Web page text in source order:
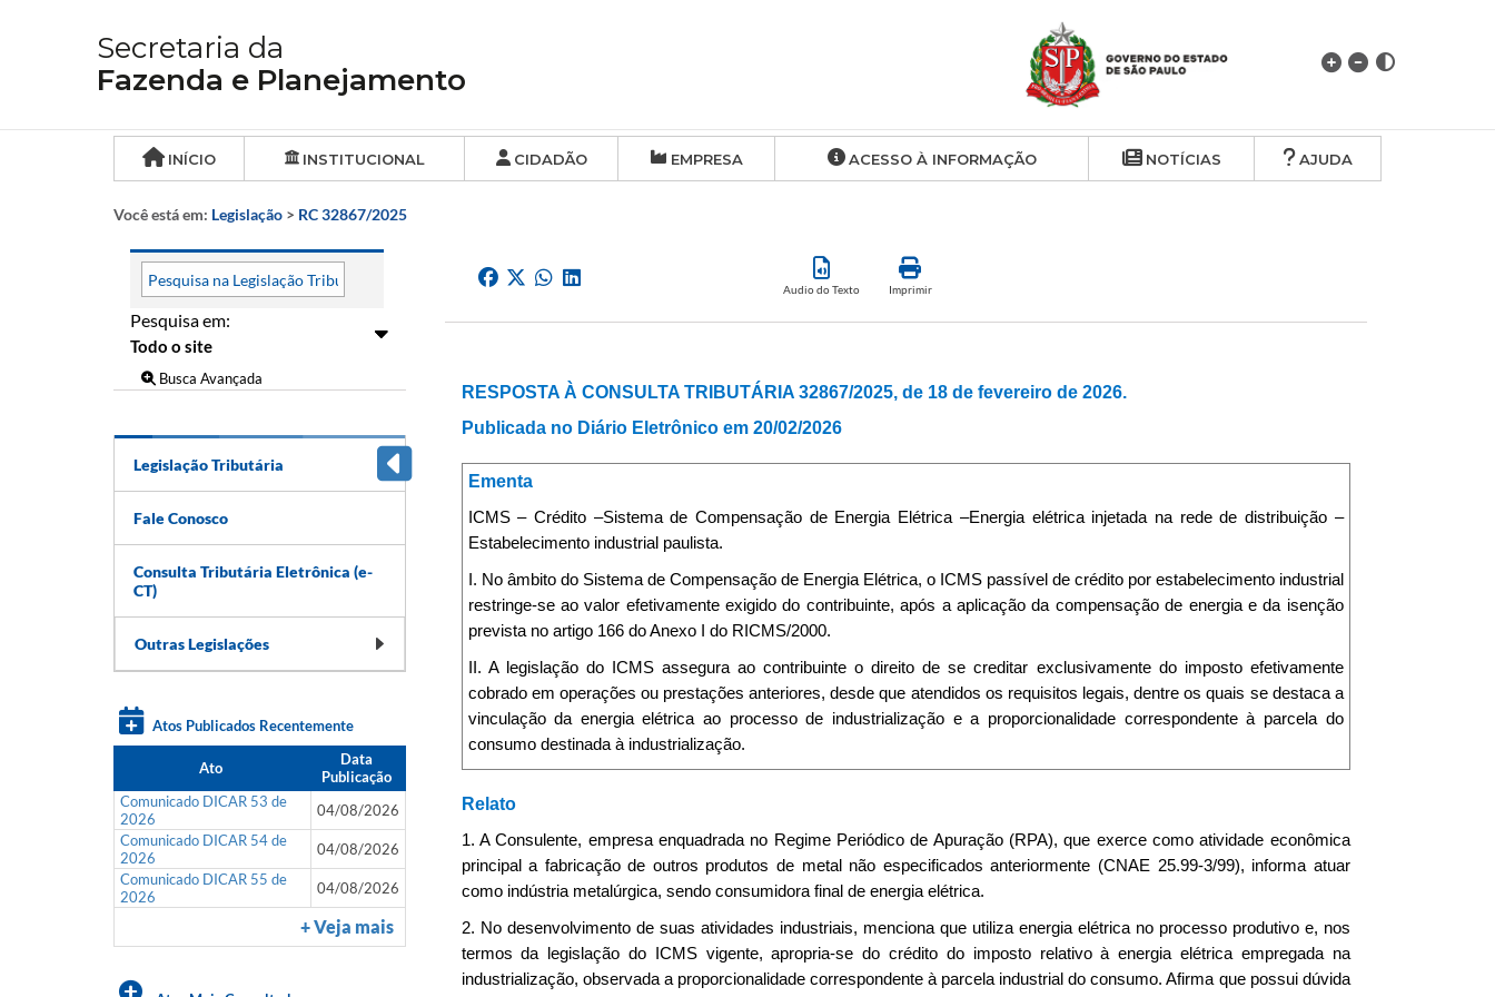
Secretaria da
Fazenda e Planejamento
INÍCIO INSTITUCIONAL CIDADÃO EMPRESA ACESSO À INFORMAÇÃO NOTÍCIAS AJUDA
Você está em: Legislação > RC 32867/2025
Pesquisa em:
Busca Avançada
Legislação Tributária
Fale Conosco
Consulta Tributária Eletrônica (e-
CT)
Outras Legislações
Atos Publicados Recentemente
Ato
Data
Publicação
Comunicado DICAR 53 de
2026
04/08/2026
Comunicado DICAR 54 de
2026
04/08/2026
Comunicado DICAR 55 de
2026
04/08/2026
+ Veja mais
Audio do Texto Imprimir
RESPOSTA À CONSULTA TRIBUTÁRIA 32867/2025, de 18 de fevereiro de 2026.
Publicada no Diário Eletrônico em 20/02/2026
Ementa
ICMS – Crédito –Sistema de Compensação de Energia Elétrica –Energia elétrica injetada na rede de distribuição –
Estabelecimento industrial paulista.
I. No âmbito do Sistema de Compensação de Energia Elétrica, o ICMS passível de crédito por estabelecimento industrial
restringe-se ao valor efetivamente exigido do contribuinte, após a aplicação da compensação de energia e da isenção
prevista no artigo 166 do Anexo I do RICMS/2000.
II. A legislação do ICMS assegura ao contribuinte o direito de se creditar exclusivamente do imposto efetivamente
cobrado em operações ou prestações anteriores, desde que atendidos os requisitos legais, dentre os quais se destaca a
vinculação da energia elétrica ao processo de industrialização e a proporcionalidade correspondente à parcela do
consumo destinada à industrialização.
Relato
1. A Consulente, empresa enquadrada no Regime Periódico de Apuração (RPA), que exerce como atividade econômica
principal a fabricação de outros produtos de metal não especificados anteriormente (CNAE 25.99-3/99), informa atuar
como indústria metalúrgica, sendo consumidora final de energia elétrica.
2. No desenvolvimento de suas atividades industriais, menciona que utiliza energia elétrica no processo produtivo e, nos
termos da legislação do ICMS vigente, apropria-se do crédito do imposto relativo à energia elétrica empregada na
industrialização, observada a proporcionalidade correspondente à parcela industrial do consumo. Afirma que possui dúvida